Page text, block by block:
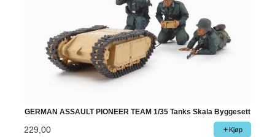
GERMAN ASSAULT PIONEER TEAM 1/35 Tanks Skala Byggesett
229,00 Kjøp